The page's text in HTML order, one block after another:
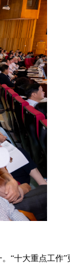
“十大重点工作”